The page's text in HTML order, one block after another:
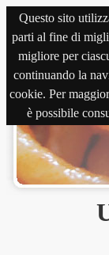
Questo sito
parti al fine di
migliore per
continuando la
cookie. Per
è possibile